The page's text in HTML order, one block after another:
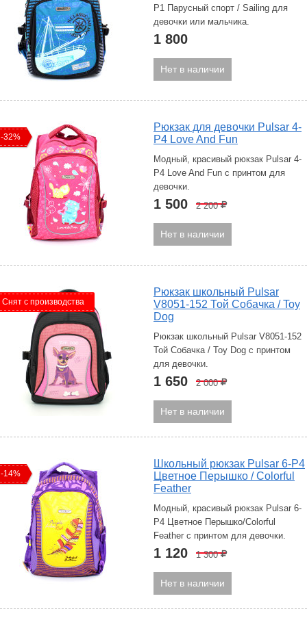
P1 Парусный спорт / Sailing для
девочки или мальчика.
1 800
Нет в наличии
-32%
Рюкзак для девочки Pulsar 4-
P4 Love And Fun
Модный, красивый рюкзак Pulsar 4-
P4 Love And Fun с принтом для
девочки.
1 500 2 200Р
Нет в наличии
Снят с производства
Рюкзак школьный Pulsar
V8051-152 Той Собачка / Toy
Dog
Рюкзак школьный Pulsar V8051-152
Той Собачка / Toy Dog с принтом
для девочки.
1 650 2 000Р
Нет в наличии
-14%
Школьный рюкзак Pulsar 6-P4
Цветное Перышко / Colorful
Feather
Модный, красивый рюкзак Pulsar 6-
P4 Цветное Перышко/Colorful
Feather с принтом для девочки.
1 120 1 300Р
Нет в наличии